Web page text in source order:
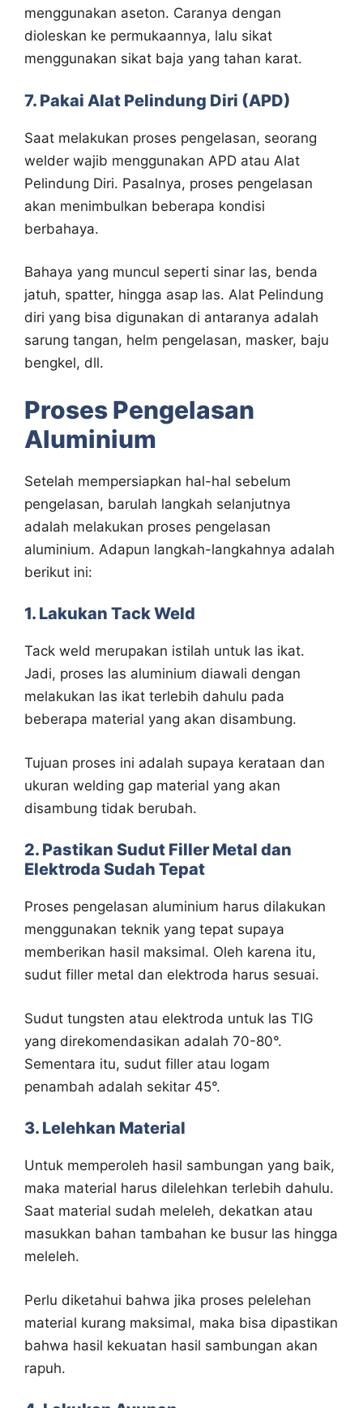
menggunakan aseton. Caranya dengan
dioleskan ke permukaannya, lalu sikat
menggunakan sikat baja yang tahan karat.
7. Pakai Alat Pelindung Diri (APD)
Saat melakukan proses pengelasan, seorang
welder wajib menggunakan APD atau Alat
Pelindung Diri. Pasalnya, proses pengelasan
akan menimbulkan beberapa kondisi
berbahaya.
Bahaya yang muncul seperti sinar las, benda
jatuh, spatter, hingga asap las. Alat Pelindung
diri yang bisa digunakan di antaranya adalah
sarung tangan, helm pengelasan, masker, baju
bengkel, dll.
Proses Pengelasan
Aluminium
Setelah mempersiapkan hal-hal sebelum
pengelasan, barulah langkah selanjutnya
adalah melakukan proses pengelasan
aluminium. Adapun langkah-langkahnya adalah
berikut ini:
1. Lakukan Tack Weld
Tack weld merupakan istilah untuk las ikat.
Jadi, proses las aluminium diawali dengan
melakukan las ikat terlebih dahulu pada
beberapa material yang akan disambung.
Tujuan proses ini adalah supaya kerataan dan
ukuran welding gap material yang akan
disambung tidak berubah.
2. Pastikan Sudut Filler Metal dan
Elektroda Sudah Tepat
Proses pengelasan aluminium harus dilakukan
menggunakan teknik yang tepat supaya
memberikan hasil maksimal. Oleh karena itu,
sudut filler metal dan elektroda harus sesuai.
Sudut tungsten atau elektroda untuk las TIG
yang direkomendasikan adalah 70-80°.
Sementara itu, sudut filler atau logam
penambah adalah sekitar 45°.
3. Lelehkan Material
Untuk memperoleh hasil sambungan yang baik,
maka material harus dilelehkan terlebih dahulu.
Saat material sudah meleleh, dekatkan atau
masukkan bahan tambahan ke busur las hingga
meleleh.
Perlu diketahui bahwa jika proses pelelehan
material kurang maksimal, maka bisa dipastikan
bahwa hasil kekuatan hasil sambungan akan
rapuh.